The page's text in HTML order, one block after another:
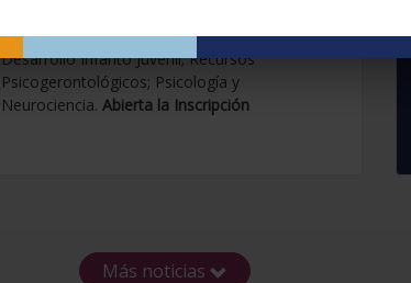
Contemporáneas; Problemáticas en el
Desarrollo Infanto Juvenil; Recursos
Psicogerontológicos; Psicología y
Neurociencia. Abierta la Inscripción
Más noticias